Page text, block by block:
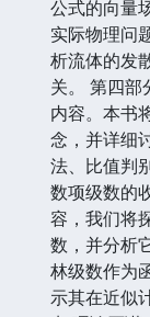
公式的向量
实际物理问
析流体的发
关。 第四部
内容。本书
念，并详细
法、比值判
数项级数的
容，我们将
数，并分析
林级数作为
示其在近似